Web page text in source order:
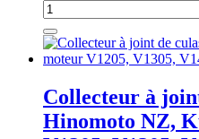
D1005,
D1105
quantité
de
Collecteur
à
de
culasse
Hinomoto
NX19,
Collecteur à
Hinomoto NZ,